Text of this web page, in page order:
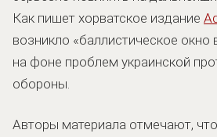
Как пишет хорватское издание
возникло «баллистическое
на фоне проблем украинской
обороны.
Авторы материала отмечают,